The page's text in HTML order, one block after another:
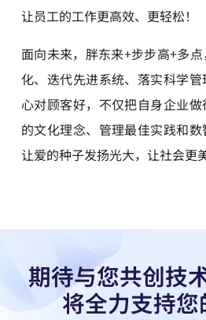
让员工的工作更高效、更轻松！
面向未来，胖东来+步步高+多
化、迭代先进系统、落实科学
心对顾客好，不仅把自身企业
的文化理念、管理最佳实践和数
让爱的种子发扬光大，让社会更美
期待与您共创技
将全力支持您